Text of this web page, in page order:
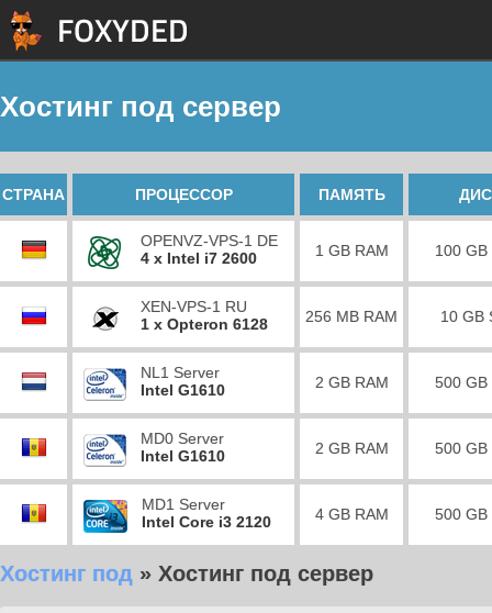
Хостинг под сервер
СТРАНА ПРОЦЕССОР ПАМЯТЬ
OPENVZ-VPS-1 DE
4 x Intel i7 2600
1 GB RAM 100 GB
XEN-VPS-1 RU
1 x Opteron 6128
256 MB RAM 10 GB
NL1 Server
Intel G1610
2 GB RAM 500 GB
MD0 Server
Intel G1610
2 GB RAM 500 GB
MD1 Server
Intel Core i3 2120
4 GB RAM 500 GB
Хостинг под » Хостинг под сервер